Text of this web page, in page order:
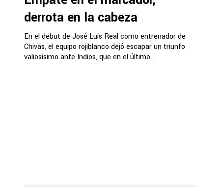
derrota en la cabeza
En el debut de José Luis Real como entrenador de
Chivas, el equipo rojiblanco dejó escapar un triunfo
valiosísimo ante Indios, que en el último...